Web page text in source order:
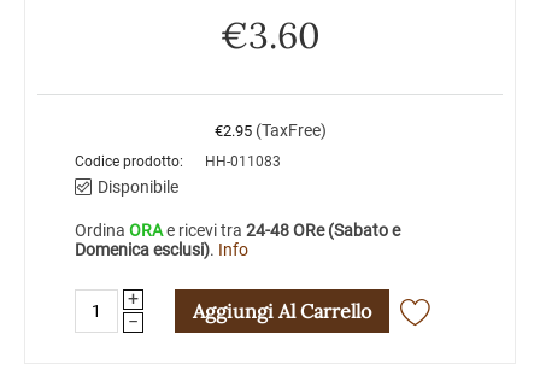
€3.60
€2.95 (TaxFree)
Codice prodotto: HH-011083
Disponibile
Ordina ORAe ricevi tra 24-48 ORe (Sabato e
Domenica esclusi). Info
+
−
Aggiungi Al Carrello